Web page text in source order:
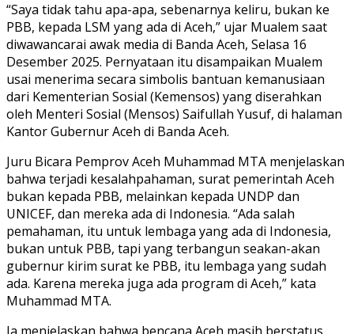
“Saya tidak tahu apa-apa, sebenarnya keliru, bukan ke
PBB, kepada LSM yang ada di Aceh,” ujar Mualem saat
diwawancarai awak media di Banda Aceh, Selasa 16
Desember 2025. Pernyataan itu disampaikan Mualem
usai menerima secara simbolis bantuan kemanusiaan
dari Kementerian Sosial (Kemensos) yang diserahkan
oleh Menteri Sosial (Mensos) Saifullah Yusuf, di halaman
Kantor Gubernur Aceh di Banda Aceh.
Juru Bicara Pemprov Aceh Muhammad MTA menjelaskan
bahwa terjadi kesalahpahaman, surat pemerintah Aceh
bukan kepada PBB, melainkan kepada UNDP dan
UNICEF, dan mereka ada di Indonesia. “Ada salah
pemahaman, itu untuk lembaga yang ada di Indonesia,
bukan untuk PBB, tapi yang terbangun seakan-akan
gubernur kirim surat ke PBB, itu lembaga yang sudah
ada. Karena mereka juga ada program di Aceh,” kata
Muhammad MTA.